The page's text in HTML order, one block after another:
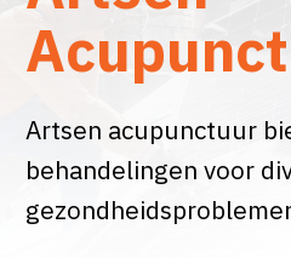
Artsen acupunctuur
behandelingen voor